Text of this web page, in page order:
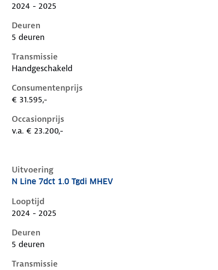
2024 - 2025
Deuren
5 deuren
Transmissie
Handgeschakeld
Consumentenprijs
€ 31.595,-
Occasionprijs
v.a. € 23.200,-
Uitvoering
Hyundai I20 iii-1e-facelift, 1.0 tgdi mhev, 74 kW,
N Line 7dct 1.0 Tgdi MHEV
Looptijd
2024 - 2025
Deuren
5 deuren
Transmissie